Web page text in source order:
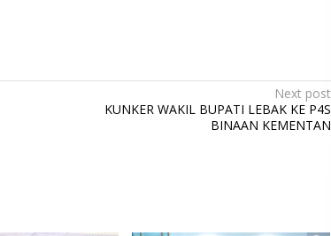
Next post
KUNKER WAKIL BUPATI LEBAK KE P4S
BINAAN KEMENTAN